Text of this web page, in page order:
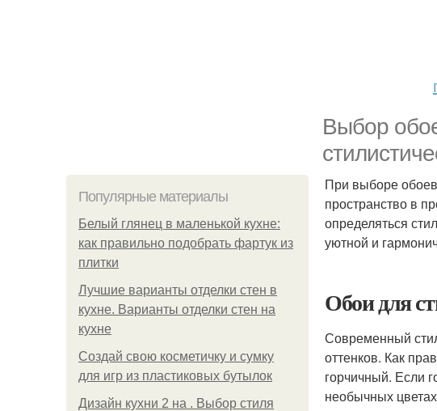
Выбор
Популярные материалы
Белый глянец в маленькой кухне:
как правильно подобрать фартук из
плитки
Лучшие варианты отделки стен в
кухне. Варианты отделки стен на
кухне
Создай свою косметичку и сумку
для игр из пластиковых бутылок
Дизайн кухни 2 на . Выбор стиля
При выборе обоев
пространство в
определяться
уютной и
Обои для
Современный
оттенков. Как
горчичный. Если
необычных